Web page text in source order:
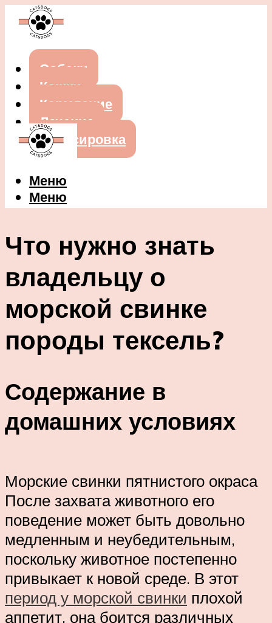
Собаки
Кошки
Кормление
Лечение
Дрессировка
Меню
Меню
Что нужно знать
владельцу о
морской свинке
породы тексель?
Содержание в
домашних условиях
Морские свинки пятнистого окраса
После захвата животного его
поведение может быть довольно
медленным и неубедительным,
поскольку животное постепенно
привыкает к новой среде. В этот
период у морской свинки плохой
аппетит, она боится различных